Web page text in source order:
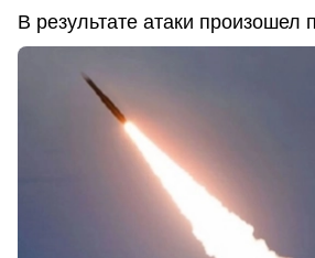
В результате атаки произошел